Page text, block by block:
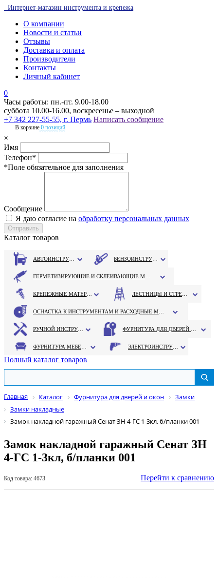
Интернет-магазин инструмента и крепежа
О компании
Новости и статьи
Отзывы
Доставка и оплата
Производители
Контакты
Личный кабинет
0
Часы работы: пн.-пт. 9.00-18.00
суббота 10.00-16.00, воскресенье – выходной
+7 342 227-55-55, г. Пермь Написать сообщение
В корзине 0 позиций
×
Имя
Телефон*
*Поле обязательное для заполнения
Сообщение
Я даю согласие на обработку персональных данных
Каталог товаров
Полный каталог товаров
Главная Каталог Фурнитура для дверей и окон
Замки
Замки накладные
Замок накладной гаражный Сенат ЗН 4-ГС 1-3кл, б/планки 001
Замок накладной гаражный Сенат ЗН
4-ГС 1-3кл, б/планки 001
Код товара: 4673 Перейти к сравнению